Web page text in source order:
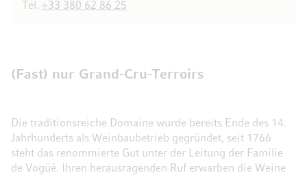
Tel. +33 380 62 86 25
(Fast) nur Grand-Cru-Terroirs
Die traditionsreiche Domaine wurde bereits Ende des 14.
Jahrhunderts als Weinbaubetrieb gegründet, seit 1766
steht das renommierte Gut unter der Leitung der Familie
de Vogüé. Ihren herausragenden Ruf erwarben die Weine